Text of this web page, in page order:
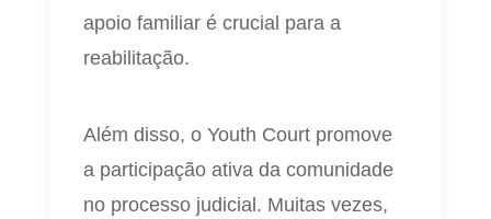
apoio familiar é crucial para a
reabilitação.
Além disso, o Youth Court promove
a participação ativa da comunidade
no processo judicial. Muitas vezes,